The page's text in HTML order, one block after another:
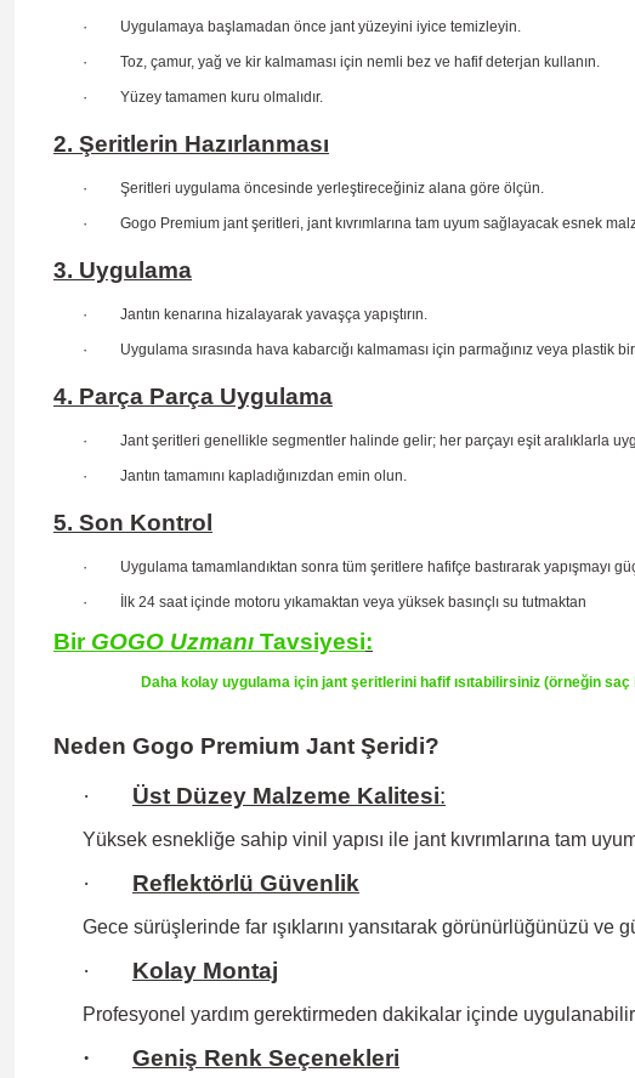
· Uygulamaya başlamadan önce jant yüzeyini iyice temizleyin.
· Toz, çamur, yağ ve kir kalmaması için nemli bez ve hafif deterjan kullanın.
· Yüzey tamamen kuru olmalıdır.
2. Şeritlerin Hazırlanması
· Şeritleri uygulama öncesinde yerleştireceğiniz alana göre ölçün.
· Gogo Premium jant şeritleri, jant kıvrımlarına tam uyum sağlayacak esnek
3. Uygulama
· Jantın kenarına hizalayarak yavaşça yapıştırın.
· Uygulama sırasında hava kabarcığı kalmaması için parmağınız veya plastik
4. Parça Parça Uygulama
· Jant şeritleri genellikle segmentler halinde gelir; her parçayı eşit aralıklarla
· Jantın tamamını kapladığınızdan emin olun.
5. Son Kontrol
· Uygulama tamamlandıktan sonra tüm şeritlere hafifçe bastırarak yapışmayı
· İlk 24 saat içinde motoru yıkamaktan veya yüksek basınçlı su tutmaktan
Bir GOGO Uzmanı Tavsiyesi:
Daha kolay uygulama için jant şeritlerini hafif ısıtabilirsiniz (örneğin saç
Neden Gogo Premium Jant Şeridi?
·
Üst Düzey Malzeme Kalitesi:
Yüksek esnekliğe sahip vinil yapısı ile jant kıvrımlarına tam
· Reflektörlü Güvenlik
Gece sürüşlerinde far ışıklarını yansıtarak görünürlüğünüzü ve
· Kolay Montaj
Profesyonel yardım gerektirmeden dakikalar içinde
· Geniş Renk Seçenekleri